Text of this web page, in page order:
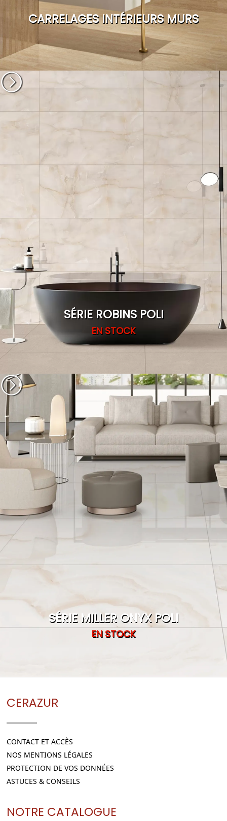
CARRELAGES INTÉRIEURS MURS
SÉRIE ROBINS POLI
EN STOCK
SÉRIE MILLER ONYX POLI
EN STOCK
CERAZUR
CONTACT ET ACCÈS
NOS MENTIONS LÉGALES
PROTECTION DE VOS DONNÉES
ASTUCES & CONSEILS
NOTRE CATALOGUE